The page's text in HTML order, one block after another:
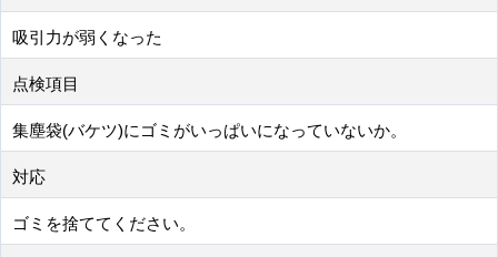
吸引力が弱くなった
点検項目
集塵袋(バケツ)にゴミがいっぱいになっていないか。
対応
ゴミを捨ててください。